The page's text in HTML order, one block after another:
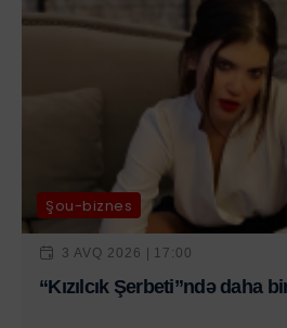
Şou-biznes
3 AVQ 2026 | 17:00
“Kızılcık Şerbeti”ndə daha